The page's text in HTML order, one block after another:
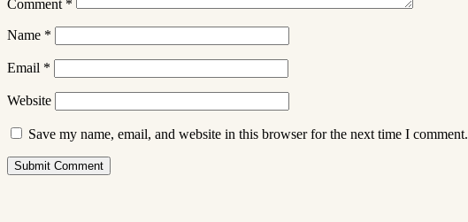
Comment *
Name *
Email *
Website
Save my name, email, and website in this browser for the next time I comment.
Submit Comment